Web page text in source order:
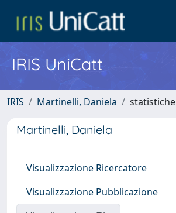
IRIS UniCatt
IRIS Martinelli, Daniela
Martinelli, Daniela
Visualizzazione Ricercatore
Visualizzazione Pubblicazione